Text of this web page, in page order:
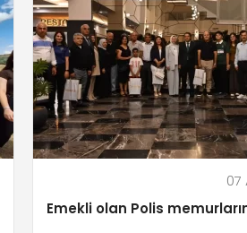
07
Emekli olan Polis